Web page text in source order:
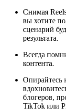
Снимая
вы хотите
сценарий
результата.
Всегда
контента.
Опирайтесь
блогеров,
TikTok или